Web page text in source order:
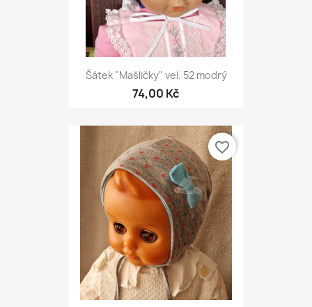
Šátek "Mašličky" vel. 52 modrý
74,00 Kč
favorite_border